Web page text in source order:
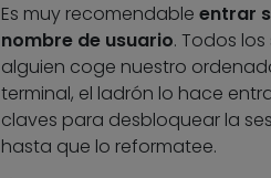
Es muy recomendable entrar
nombre de usuario. Todos
alguien coge nuestro
terminal, el ladrón lo hace
claves para desbloquear la
hasta que lo reformatee.